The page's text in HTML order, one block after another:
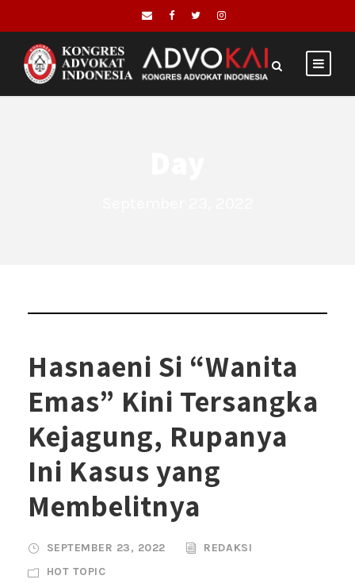
Hasnaeni Si “Wanita
Emas” Kini Tersangka
Kejagung, Rupanya
Ini Kasus yang
Membelitnya
SEPTEMBER 23, 2022
REDAKSI
HOT TOPIC